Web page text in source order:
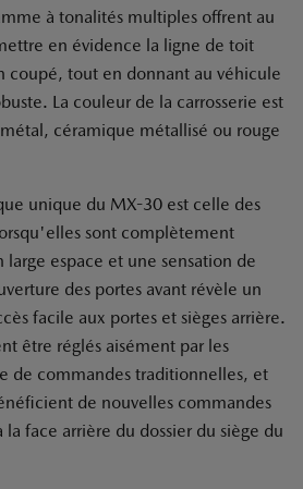
à tonalités multiples offrent au
en évidence la ligne de toit
coupé, tout en donnant au véhicule
La couleur de la carrosserie est
céramique métallisé ou rouge
unique du MX-30 est celle des
sont complètement
espace et une sensation de
des portes avant révèle un
facile aux portes et sièges arrière.
être réglés aisément par les
de commandes traditionnelles, et
de nouvelles commandes
face arrière du dossier du siège du